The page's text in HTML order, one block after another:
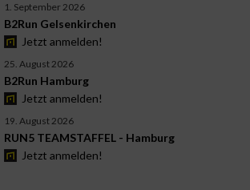
1. September 2026
B2Run Gelsenkirchen
Jetzt anmelden!
25. August 2026
B2Run Hamburg
Jetzt anmelden!
19. August 2026
RUN5 TEAMSTAFFEL - Hamburg
Jetzt anmelden!